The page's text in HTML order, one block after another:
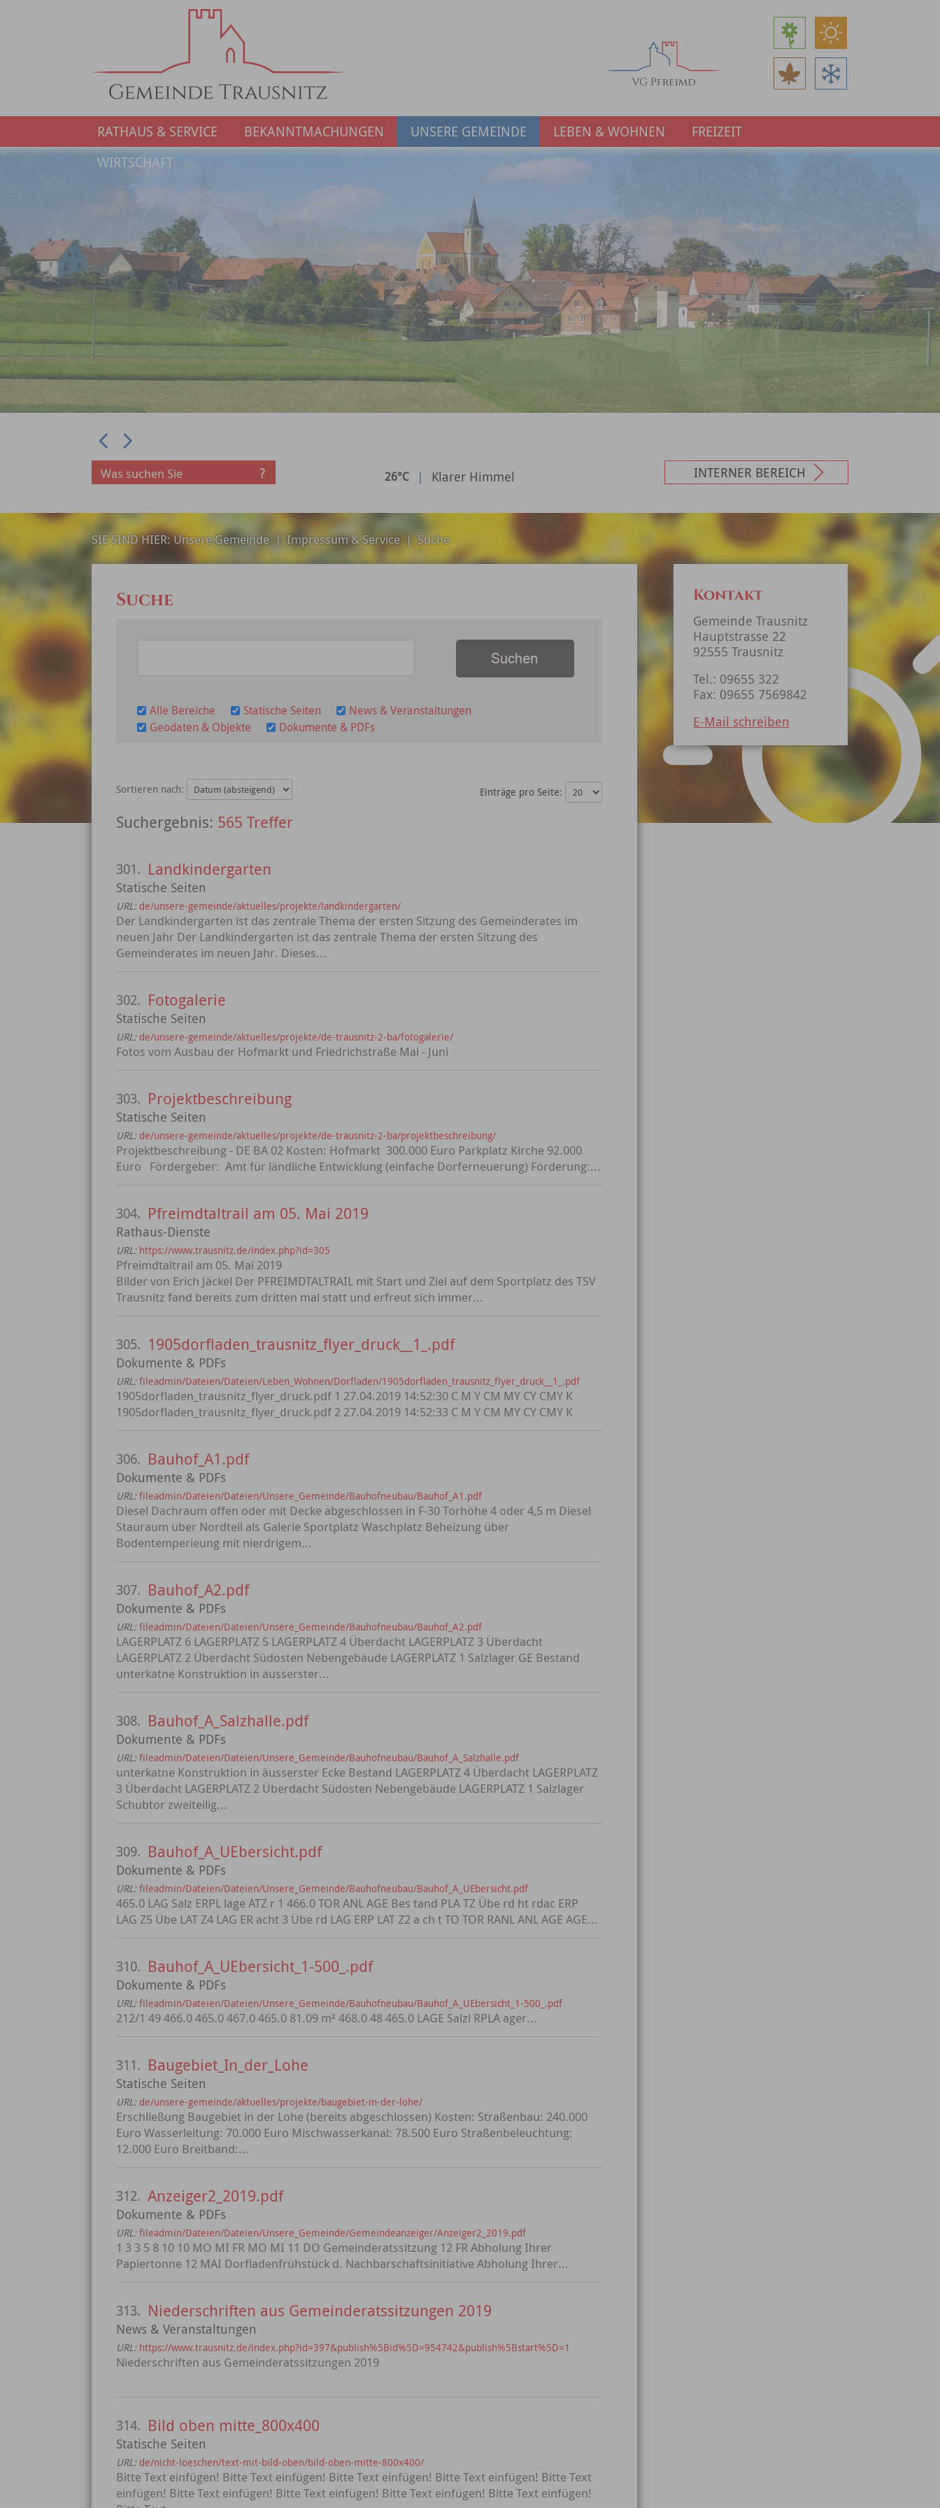
RATHAUS & SERVICE BEKANNTMACHUNGEN UNSERE GEMEINDE LEBEN & WOHNEN
FREIZEIT
WIRTSCHAFT
Prev
26°C | Klarer Himmel INTERNER BEREICH
SIE SIND HIER:Unsere Gemeinde | Impressum & Service |Suche
Suche
Alle Bereiche Statische Seiten
News & Veranstaltungen
Geodaten & Objekte
Dokumente & PDFs
Sortieren nach:
565 Treffer
Einträge pro Seite:
301. Landkindergarten
Statische Seiten
URL: de/unsere-gemeinde/aktuelles/projekte/landkindergarten/
Der Landkindergarten ist das zentrale Thema der ersten Sitzung des Gemeinderates im
neuen Jahr Der Landkindergarten ist das zentrale Thema der ersten Sitzung des
Gemeinderates im neuen Jahr. Dieses...
302. Fotogalerie
Statische Seiten
URL: de/unsere-gemeinde/aktuelles/projekte/de-trausnitz-2-ba/fotogalerie/
Fotos vom Ausbau der Hofmarkt und Friedrichstraße Mai - Juni
303. Projektbeschreibung
Statische Seiten
URL: de/unsere-gemeinde/aktuelles/projekte/de-trausnitz-2-ba/projektbeschreibung/
Projektbeschreibung - DE BA 02 Kosten: Hofmarkt 300.000 Euro Parkplatz Kirche 92.000
Euro Fördergeber: Amt für ländliche Entwicklung (einfache Dorferneuerung) Förderung:...
304. Pfreimdtaltrail am 05. Mai 2019
Rathaus-Dienste
URL: https://www.trausnitz.de/index.php?id=305
Pfreimdtaltrail am 05. Mai 2019
Bilder von Erich Jäckel Der PFREIMDTALTRAIL mit Start und Ziel auf dem Sportplatz des TSV
Trausnitz fand bereits zum dritten mal statt und erfreut sich immer...
305. 1905dorfladen_trausnitz_flyer_druck__1_.pdf
Dokumente & PDFs
URL: fileadmin/Dateien/Dateien/Leben_Wohnen/Dorfladen/1905dorfladen_trausnitz_flyer_druck__1_.pdf
1905dorfladen_trausnitz_flyer_druck.pdf 1 27.04.2019 14:52:30 C M Y CM MY CY CMY K
1905dorfladen_trausnitz_flyer_druck.pdf 2 27.04.2019 14:52:33 C M Y CM MY CY CMY K
306. Bauhof_A1.pdf
Dokumente & PDFs
URL: fileadmin/Dateien/Dateien/Unsere_Gemeinde/Bauhofneubau/Bauhof_A1.pdf
Diesel Dachraum offen oder mit Decke abgeschlossen in F-30 Torhöhe 4 oder 4,5 m Diesel
Stauraum über Nordteil als Galerie Sportplatz Waschplatz Beheizung über
Bodentemperieung mit nierdrigem...
307. Bauhof_A2.pdf
Dokumente & PDFs
URL: fileadmin/Dateien/Dateien/Unsere_Gemeinde/Bauhofneubau/Bauhof_A2.pdf
LAGERPLATZ 6 LAGERPLATZ 5 LAGERPLATZ 4 Überdacht LAGERPLATZ 3 Überdacht
LAGERPLATZ 2 Überdacht Südosten Nebengebäude LAGERPLATZ 1 Salzlager GE Bestand
unterkatne Konstruktion in äusserster...
308. Bauhof_A_Salzhalle.pdf
Dokumente & PDFs
URL: fileadmin/Dateien/Dateien/Unsere_Gemeinde/Bauhofneubau/Bauhof_A_Salzhalle.pdf
unterkatne Konstruktion in äusserster Ecke Bestand LAGERPLATZ 4 Überdacht LAGERPLATZ
3 Überdacht LAGERPLATZ 2 Überdacht Südosten Nebengebäude LAGERPLATZ 1 Salzlager
Schubtor zweiteilig...
309. Bauhof_A_UEbersicht.pdf
Dokumente & PDFs
URL: fileadmin/Dateien/Dateien/Unsere_Gemeinde/Bauhofneubau/Bauhof_A_UEbersicht.pdf
465.0 LAG Salz ERPL lage ATZ r 1 466.0 TOR ANL AGE Bes tand PLA TZ Übe rd ht rdac ERP
LAG Z5 Übe LAT Z4 LAG ER acht 3 Übe rd LAG ERP LAT Z2 a ch t TO TOR RANL ANL AGE AGE...
310. Bauhof_A_UEbersicht_1-500_.pdf
Dokumente & PDFs
URL: fileadmin/Dateien/Dateien/Unsere_Gemeinde/Bauhofneubau/Bauhof_A_UEbersicht_1-500_.pdf
212/1 49 466.0 465.0 467.0 465.0 81.09 m² 468.0 48 465.0 LAGE Salzl RPLA ager...
311. Baugebiet_In_der_Lohe
Statische Seiten
URL: de/unsere-gemeinde/aktuelles/projekte/baugebiet-in-der-lohe/
Erschließung Baugebiet in der Lohe (bereits abgeschlossen) Kosten: Straßenbau: 240.000
Euro Wasserleitung: 70.000 Euro Mischwasserkanal: 78.500 Euro Straßenbeleuchtung:
12.000 Euro Breitband:...
312. Anzeiger2_2019.pdf
Dokumente & PDFs
URL: fileadmin/Dateien/Dateien/Unsere_Gemeinde/Gemeindeanzeiger/Anzeiger2_2019.pdf
1 3 3 5 8 10 10 MO MI FR MO MI 11 DO Gemeinderatssitzung 12 FR Abholung Ihrer
Papiertonne 12 MAI Dorfladenfrühstück d. Nachbarschaftsinitiative Abholung Ihrer...
313. Niederschriften aus Gemeinderatssitzungen 2019
News & Veranstaltungen
URL: https://www.trausnitz.de/index.php?id=397&publish%5Bid%5D=954742&publish%5Bstart%5D=1
Niederschriften aus Gemeinderatssitzungen 2019
314. Bild oben mitte_800x400
Statische Seiten
URL: de/nicht-loeschen/text-mit-bild-oben/bild-oben-mitte-800x400/
Bitte Text einfügen! Bitte Text einfügen! Bitte Text einfügen! Bitte Text einfügen! Bitte Text
einfügen! Bitte Text einfügen! Bitte Text einfügen! Bitte Text einfügen! Bitte Text einfügen!
Kontakt
Gemeinde Trausnitz
Hauptstrasse 22
92555 Trausnitz
Tel.: 09655 322
Fax: 09655 7569842
E-Mail schreiben